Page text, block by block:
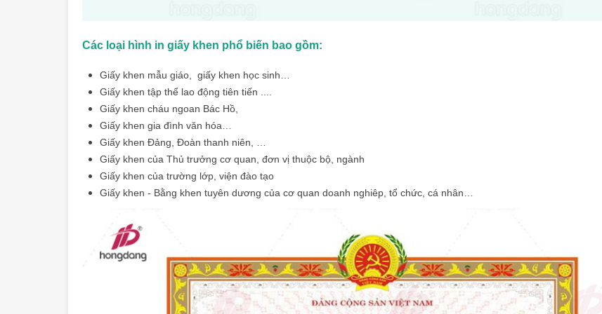
Các loại hình in giấy khen phổ biến bao gồm:
Giấy khen mẫu giáo, giấy khen học sinh…
Giấy khen tập thể lao động tiên tiến ....
Giấy khen cháu ngoan Bác Hồ,
Giấy khen gia đình văn hóa…
Giấy khen Đảng, Đoàn thanh niên, …
Giấy khen của Thủ trưởng cơ quan, đơn vị thuộc bộ, ngành
Giấy khen của trường lớp, viện đào tạo
Giấy khen - Bằng khen tuyên dương của cơ quan doanh nghiêp, tổ chức, cá nhân…